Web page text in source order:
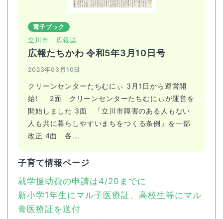
電子ブック
立川市 広報誌
広報たちかわ 令和5年3月10日号
2023年03月10日
クリーンセンターたちむにぃ 3月1日から運営開
始! 2面 クリーンセンターたちむにぃが運営を
開始しました 3面 「立川市障害のある人もない
人も共に暮らしやすいまちをつくる条例」を一部
改正 4面 各...
子育て情報ページ
就学援助費の申請は4/20までに
新小学1年生にマル子医療証、高校生等にマル
青医療証を送付